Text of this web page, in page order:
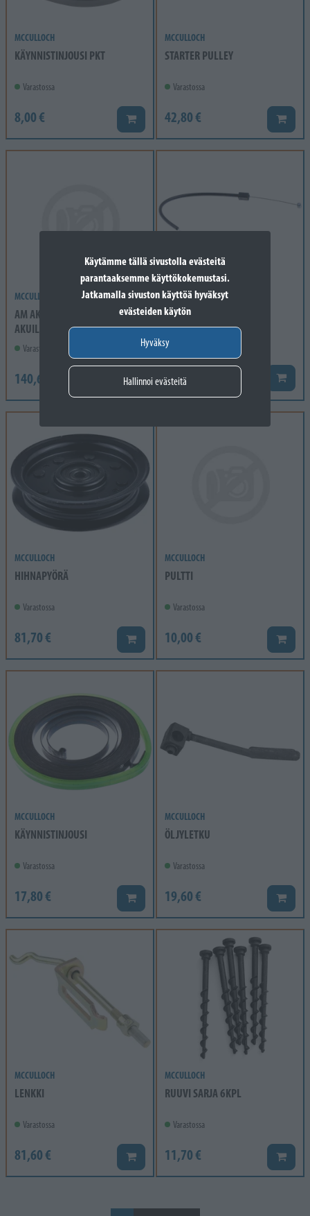
Käytämme tällä sivustolla evästeitä
parantaaksemme käyttökokemustasi.
Jatkamalla sivuston käyttöä hyväksyt
evästeiden käytön
Hyväksy
Hallinnoi evästeitä
MCCULLOCH
KÄYNNISTINJOUSI PKT
Varastossa
8,00 € Lisää koriin
MCCULLOCH
STARTER PULLEY
Varastossa
42,80 € Lisää
MCCULLOCH
AM AKKUTESTERI LI-ION
AKUILLE
Varastossa
140,60 € Lisää koriin
MCCULLOCH
KAASUVAIJERI
14,40 € Lisää
MCCULLOCH
HIHNAPYÖRÄ
Varastossa
81,70 € Lisää koriin
MCCULLOCH
PULTTI
Varastossa
10,00 € Lisää
MCCULLOCH
KÄYNNISTINJOUSI
Varastossa
17,80 € Lisää koriin
MCCULLOCH
ÖLJYLETKU
Varastossa
19,60 € Lisää
MCCULLOCH
LENKKI
Varastossa
81,60 € Lisää koriin
MCCULLOCH
RUUVI SARJA 6KPL
Varastossa
11,70 € Lisää